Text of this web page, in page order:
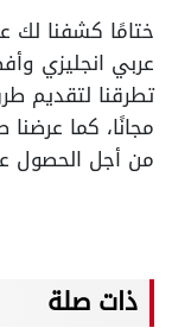
ختامًا كشفنا لك
عربي انجليزي
تطرقنا لتقديم
مجانًا، كما عرضنا
من أجل الحصول
ذات صلة